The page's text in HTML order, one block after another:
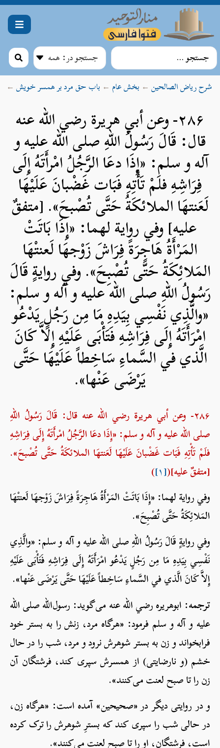
شرح ریاض الصالحین ← بخش عام ← باب حق مرد بر همسر خویش ←
۲۸۶- وعن أبي هريرة رضي الله عنه
قال: قَالَ رَسُولُ اللهِ صلی الله علیه و
آله و سلم: «إِذَا دعَا الرَّجُلُ امْرأَتَهُ إِلَى
فِرَاشِهِ فلَمْ تَأْتِهِ فَبَات غَضْبانَ عَلَيْهَا
لَعَنتهَا الملائكَةُ حَتَّى تُصْبحَ». [متفقٌ
عليه] وفي رواية لهما: «إِذَا بَاتَتْ
المَرْأَةُ هَاجِرَةً فِرَاشَ زَوْجهَا لَعنتْهَا
المَلائِكَةُ حَتَّى تُصْبِحَ». وفي روايةٍ قَالَ
رَسُولُ اللهِ صلی الله علیه و آله و سلم:
«والَّذِي نَفْسِي بِيَدِهِ مَا مِن رَجُلٍ يَدْعُو
امْرَأَتَهُ إِلَى فِرَاشِهِ فَتَأْبَى عَلَيْهِ إِلاَّ كَانَ
الَّذي في السَّماءِ سَاخِطاً عَلَيْهَا حَتَّى
يَرْضَى عَنْها».
۲۸۶- وعن أبي هريرة رضي الله عنه قال: قَالَ رَسُولُ اللهِ
صلی الله علیه و آله و سلم: «إِذَا دعَا الرَّجُلُ امْرأَتَهُ إِلَى فِرَاشِهِ
فلَمْ تَأْتِهِ فَبَات غَضْبانَ عَلَيْهَا لَعَنتهَا الملائكَةُ حَتَّى تُصْبحَ».
[متفقٌ عليه]([۱] )
وفي رواية لهما: «إِذَا بَاتَتْ المَرْأَةُ هَاجِرَةً فِرَاشَ زَوْجهَا لَعنتْهَا
المَلائِكَةُ حَتَّى تُصْبِحَ».
وفي روايةٍ قَالَ رَسُولُ اللهِ صلی الله علیه و آله و سلم: «والَّذِي
نَفْسِي بِيَدِهِ مَا مِن رَجُلٍ يَدْعُو امْرَأَتَهُ إِلَى فِرَاشِهِ فَتَأْبَى عَلَيْهِ
إِلاَّ كَانَ الَّذي في السَّماءِ سَاخِطاً عَلَيْهَا حَتَّى يَرْضَى عَنْها».
ترجمه: ابوهریره رضي الله عنه می‌گوید: رسول‌الله صلی الله
علیه و آله و سلم فرمود: «هرگاه مرد، زنش را به بستر خود
فرابخواند و زن به بستر شوهرش نرود و مرد، شب را در حال
خشم (و نارضایتی) از همسرش سپری کند، فرشتگان آن
زن را تا صبح لعنت می‌کنند».
و در روایتی دیگر در «صحیحین» آمده است: «هرگاه زن،
در حالی شب را سپری کند که بسترِ شوهرش را ترک کرده
است، فرشتگان، او را تا صبح لعنت می‌کنند».